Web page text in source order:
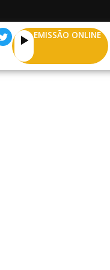
EMISSÃO ONLINE